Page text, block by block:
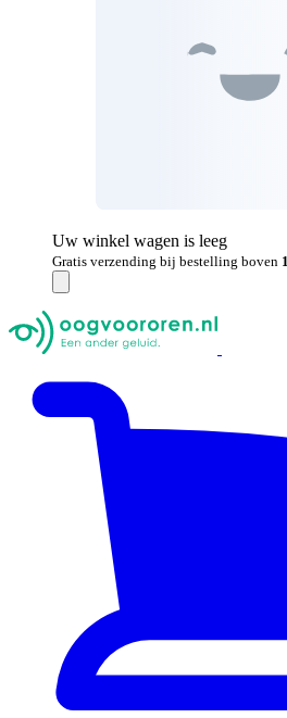
Uw winkel wagen is leeg
Gratis verzending bij bestelling boven